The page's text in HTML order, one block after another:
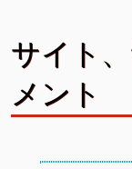
サイト
メント